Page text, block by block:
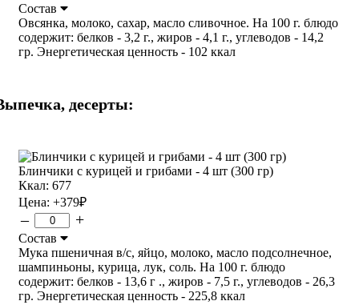
Состав
Овсянка, молоко, сахар, масло сливочное. На 100 г. блюдо
содержит: белков - 3,2 г., жиров - 4,1 г., углеводов - 14,2
гр. Энергетическая ценность - 102 ккал
десерты:
Блинчики с курицей и грибами - 4 шт (300 гр)
Ккал: 677
Цена: +379₽
– +
Состав
Мука пшеничная в/с, яйцо, молоко, масло подсолнечное,
шампиньоны, курица, лук, соль. На 100 г. блюдо
содержит: белков - 13,6 г ., жиров - 7,5 г., углеводов - 26,3
гр. Энергетическая ценность - 225,8 ккал